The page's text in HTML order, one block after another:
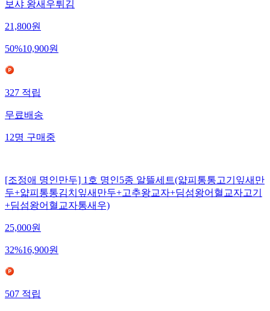
보샤 왕새우튀김
21,800원
50%10,900원
327적립
무료배송
12명구매중
[조정애 명인만두] 1호 명인5종 알뜰세트(얇피통통고기잎새만
두+얇피통통김치잎새만두+고추왕교자+딤섬왕어혈교자고기
+딤섬왕어혈교자통새우)
25,000원
32%16,900원
507적립